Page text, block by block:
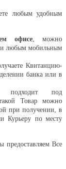
любым удобным
офисе, можно
любым мобильным
Квитанцию-
банка или в
подходит под
Товар можно
при получении, в
Курьеру по месту
предоставляем Все